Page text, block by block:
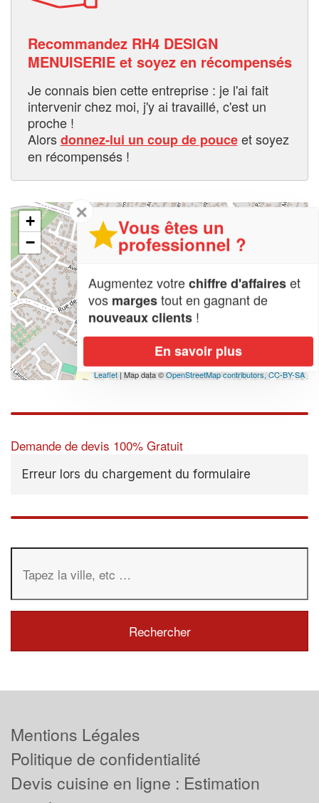
Recommandez RH4 DESIGN
MENUISERIE et soyez en récompensés
Je connais bien cette entreprise : je l'ai fait
intervenir chez moi, j'y ai travaillé, c'est un
proche !
Alorsdonnez-lui un coup de pouceet soyez
en récompensés !
+
−
Leaflet| Map data ©OpenStreetMap contributors,CC-BY-SA
Demande de devis 100% Gratuit
Erreur lors du chargement du formulaire
✕
Vous êtes un
professionnel ?
Augmentez votrechiffre d'affaireset
vos margestout en gagnant de
nouveaux clients !
En savoir plus
Mentions Légales
Politique de confidentialité
Devis cuisine en ligne : Estimation